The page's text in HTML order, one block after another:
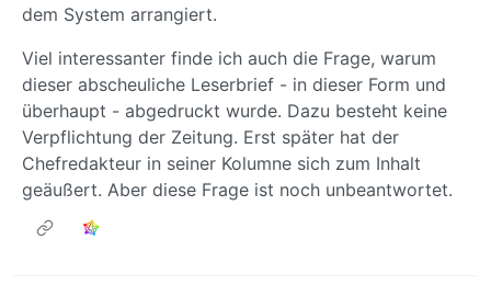
dem System arrangiert.
Viel interessanter finde ich auch die Frage, warum
dieser abscheuliche Leserbrief - in dieser Form und
überhaupt - abgedruckt wurde. Dazu besteht keine
Verpflichtung der Zeitung. Erst später hat der
Chefredakteur in seiner Kolumne sich zum Inhalt
geäußert. Aber diese Frage ist noch unbeantwortet.